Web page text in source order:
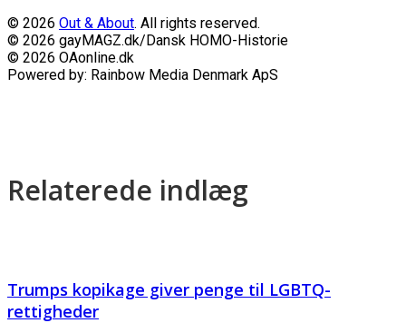
© 2026 Out & About. All rights reserved.
© 2026 gayMAGZ.dk/Dansk HOMO-Historie
© 2026 OAonline.dk
Powered by: Rainbow Media Denmark ApS
Relaterede indlæg
Trumps kopikage giver penge til LGBTQ-
rettigheder